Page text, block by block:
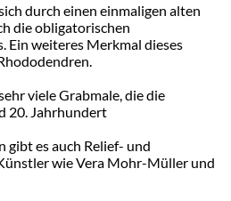
durch einen einmaligen alten
die obligatorischen
Ein weiteres Merkmal dieses
viele Grabmale, die die
20. Jahrhundert
es auch Relief- und
wie Vera Mohr-Müller und